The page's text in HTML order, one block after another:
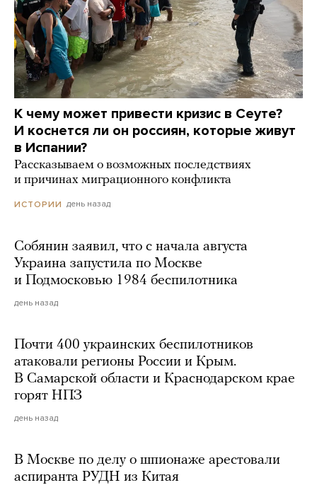
К чему может привести кризис в Сеуте?
И коснется ли он россиян, которые живут
в Испании?
Рассказываем о возможных последствиях
и причинах миграционного конфликта
ИСТОРИИ день назад
Собянин заявил, что с начала августа
Украина запустила по Москве
и Подмосковью 1984 беспилотника
день назад
Почти 400 украинских беспилотников
атаковали регионы России и Крым.
В Самарской области и Краснодарском крае
горят НПЗ
день назад
В Москве по делу о шпионаже арестовали
аспиранта РУДН из Китая